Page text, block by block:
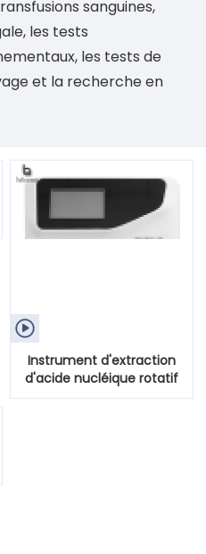
sanguines,
les tests
les tests de
et la recherche en

Instrument d'extraction
d'acide nucléique rotatif
automatique